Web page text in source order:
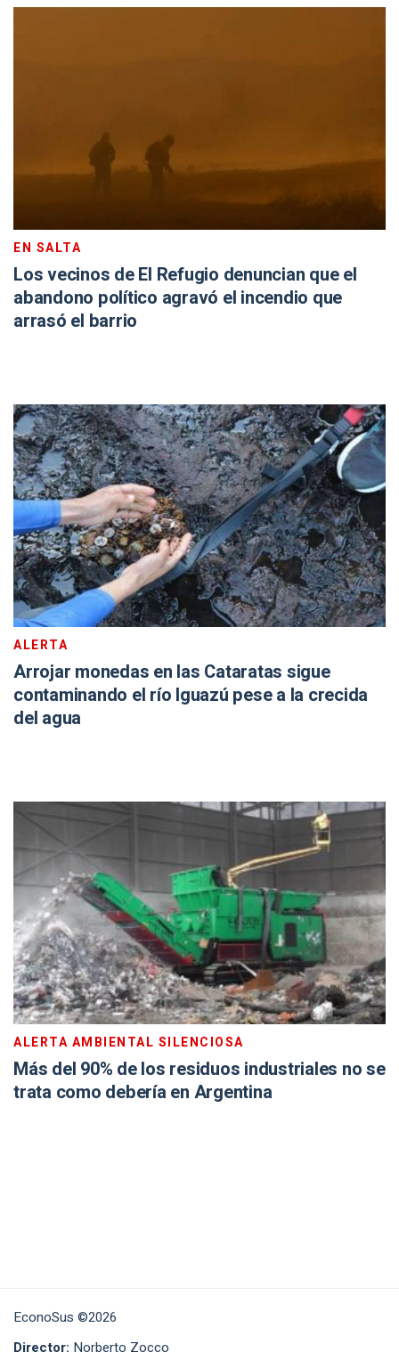
EN SALTA
Los vecinos de El Refugio denuncian que el
abandono político agravó el incendio que
arrasó el barrio
ALERTA
Arrojar monedas en las Cataratas sigue
contaminando el río Iguazú pese a la crecida
del agua
ALERTA AMBIENTAL SILENCIOSA
Más del 90% de los residuos industriales no se
trata como debería en Argentina
EconoSus ©2026
Director: Norberto Zocco